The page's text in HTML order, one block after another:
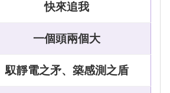
快來追我
一個頭兩個大
馭靜電之矛、築感測之盾